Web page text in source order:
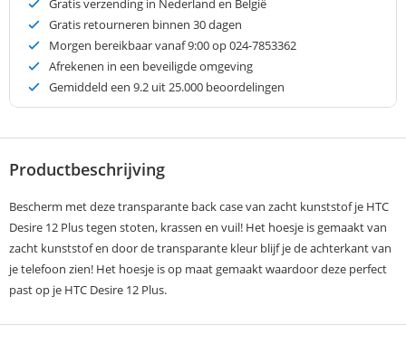
Gratis verzending in Nederland en België
Gratis retourneren binnen 30 dagen
Morgen bereikbaar vanaf 9:00 op 024-7853362
Afrekenen in een beveiligde omgeving
Gemiddeld een 9.2 uit 25.000 beoordelingen
Productbeschrijving
Bescherm met deze transparante back case van zacht kunststof je HTC
Desire 12 Plus tegen stoten, krassen en vuil! Het hoesje is gemaakt van
zacht kunststof en door de transparante kleur blijf je de achterkant van
je telefoon zien! Het hoesje is op maat gemaakt waardoor deze perfect
past op je HTC Desire 12 Plus.